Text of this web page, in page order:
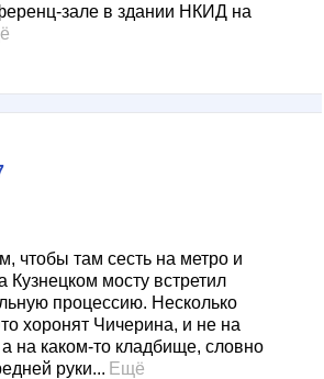
зале в здании НКИД на
чтобы там сесть на метро и
Кузнецком мосту встретил
процессию. Несколько
хоронят Чичерина, и не на
на каком-то кладбище, словно
руки... Ещё